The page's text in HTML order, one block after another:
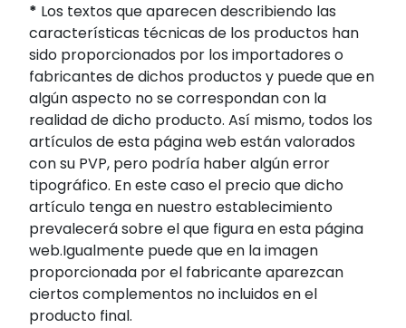
* Los textos que aparecen describiendo las
características técnicas de los productos han
sido proporcionados por los importadores o
fabricantes de dichos productos y puede que en
algún aspecto no se correspondan con la
realidad de dicho producto. Así mismo, todos los
artículos de esta página web están valorados
con su PVP, pero podría haber algún error
tipográfico. En este caso el precio que dicho
artículo tenga en nuestro establecimiento
prevalecerá sobre el que figura en esta página
web.Igualmente puede que en la imagen
proporcionada por el fabricante aparezcan
ciertos complementos no incluidos en el
producto final.